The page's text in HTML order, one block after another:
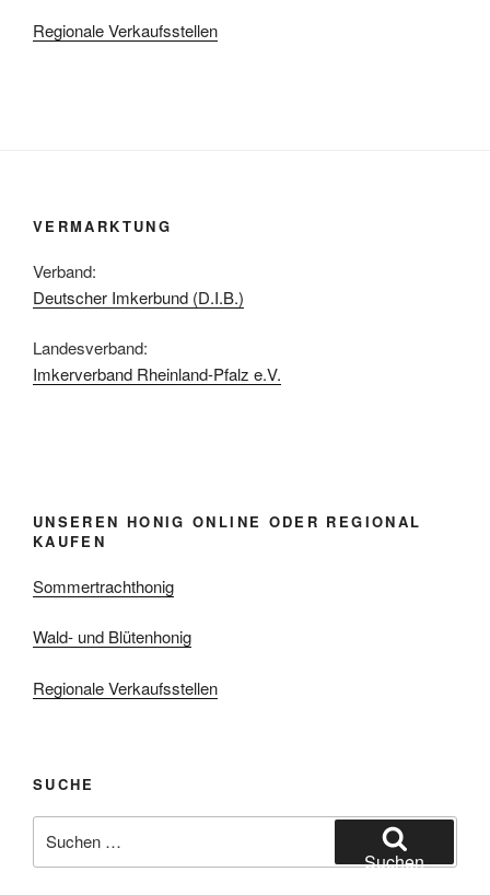
Regionale Verkaufsstellen
VERMARKTUNG
Verband:
Deutscher Imkerbund (D.I.B.)
Landesverband:
Imkerverband Rheinland-Pfalz e.V.
UNSEREN HONIG ONLINE ODER REGIONAL
KAUFEN
Sommertrachthonig
Wald- und Blütenhonig
Regionale Verkaufsstellen
SUCHE
nach:
Suchen